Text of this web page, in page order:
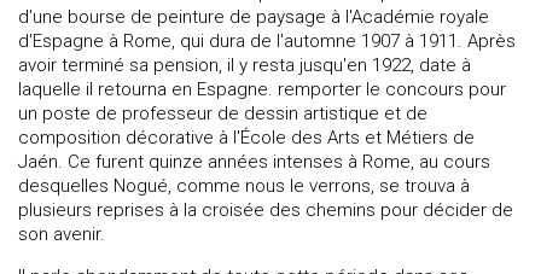
d'une bourse de peinture de paysage à l'Académie royale
d'Espagne à Rome, qui dura de l'automne 1907 à 1911. Après
avoir terminé sa pension, il y resta jusqu'en 1922, date à
laquelle il retourna en Espagne. remporter le concours pour
un poste de professeur de dessin artistique et de
composition décorative à l'École des Arts et Métiers de
Jaén. Ce furent quinze années intenses à Rome, au cours
desquelles Nogué, comme nous le verrons, se trouva à
plusieurs reprises à la croisée des chemins pour décider de
son avenir.